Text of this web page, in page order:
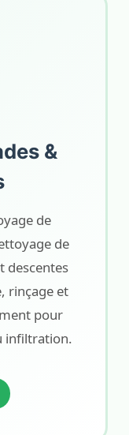
&
de
de
descentes
rinçage et
pour
infiltration.